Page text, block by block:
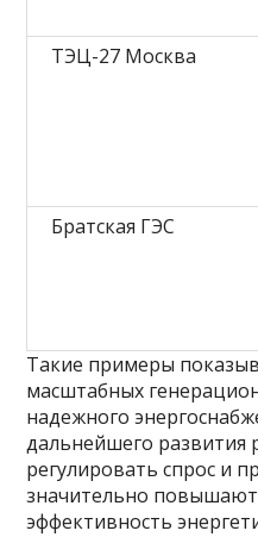
ТЭЦ-27 Москва
Братская ГЭС
Такие примеры
масштабных
надежного
дальнейшего развития
регулировать спрос и
значительно
эффективность